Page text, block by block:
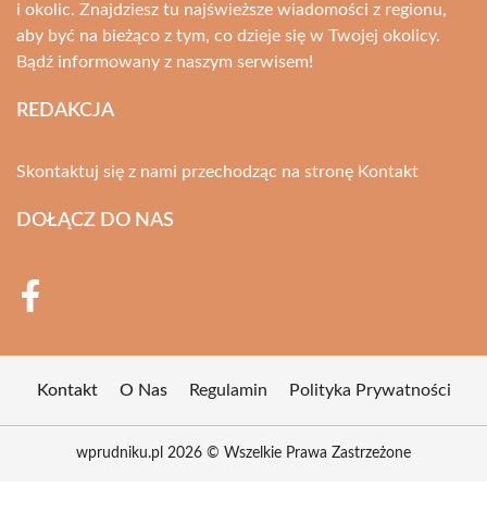
i okolic. Znajdziesz tu najświeższe wiadomości z regionu,
aby być na bieżąco z tym, co dzieje się w Twojej okolicy.
Bądź informowany z naszym serwisem!
REDAKCJA
Skontaktuj się z nami przechodząc na stronę Kontakt
DOŁĄCZ DO NAS
Kontakt O Nas Regulamin Polityka Prywatności
wprudniku.pl 2026 © Wszelkie Prawa Zastrzeżone